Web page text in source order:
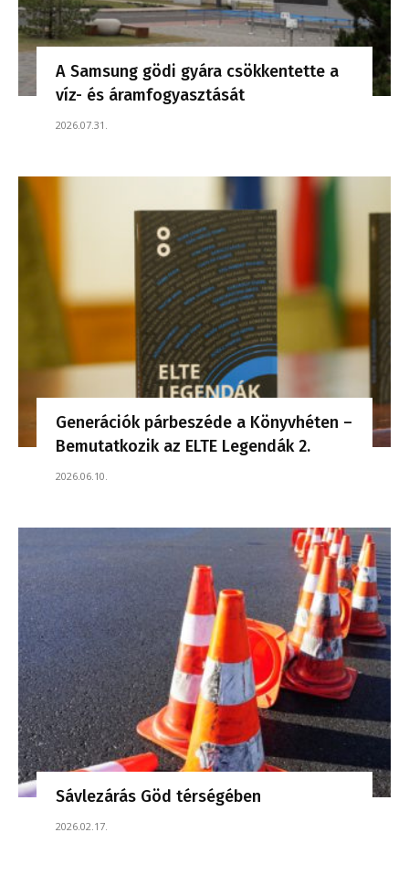
A Samsung gödi gyára csökkentette a
víz- és áramfogyasztását
2026.07.31.
Generációk párbeszéde a Könyvhéten –
Bemutatkozik az ELTE Legendák 2.
2026.06.10.
Sávlezárás Göd térségében
2026.02.17.